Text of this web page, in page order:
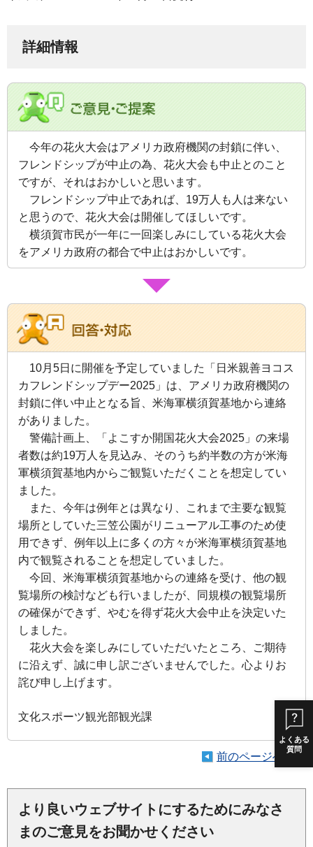
よくある
質問
詳細情報
今年の花火大会はアメリカ政府機関の封鎖に伴い、
フレンドシップが中止の為、花火大会も中止とのこと
ですが、それはおかしいと思います。
フレンドシップ中止であれば、19万人も人は来ない
と思うので、花火大会は開催してほしいです。
横須賀市民が一年に一回楽しみにしている花火大会
をアメリカ政府の都合で中止はおかしいです。
10月5日に開催を予定していました「日米親善ヨコス
カフレンドシップデー2025」は、アメリカ政府機関の
封鎖に伴い中止となる旨、米海軍横須賀基地から連絡
がありました。
警備計画上、「よこすか開国花火大会2025」の来場
者数は約19万人を見込み、そのうち約半数の方が米海
軍横須賀基地内からご観覧いただくことを想定してい
ました。
また、今年は例年とは異なり、これまで主要な観覧
場所としていた三笠公園がリニューアル工事のため使
用できず、例年以上に多くの方々が米海軍横須賀基地
内で観覧されることを想定していました。
今回、米海軍横須賀基地からの連絡を受け、他の観
覧場所の検討なども行いましたが、同規模の観覧場所
の確保ができず、やむを得ず花火大会中止を決定いた
しました。
花火大会を楽しみにしていただいたところ、ご期待
に沿えず、誠に申し訳ございませんでした。心よりお
詫び申し上げます。
文化スポーツ観光部観光課
前のページへ戻る
より良いウェブサイトにするためにみなさ
まのご意見をお聞かせください